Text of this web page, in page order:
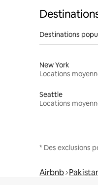
Destinations
New York
Seattle
* Des exclusions
Airbnb